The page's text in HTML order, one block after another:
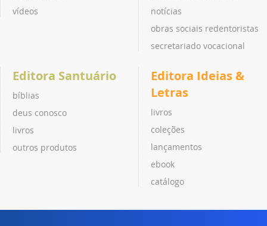
vídeos
notícias
obras sociais redentoristas
secretariado vocacional
Editora Santuário
bíblias
deus conosco
livros
outros produtos
Editora Ideias &
Letras
livros
coleções
lançamentos
ebook
catálogo